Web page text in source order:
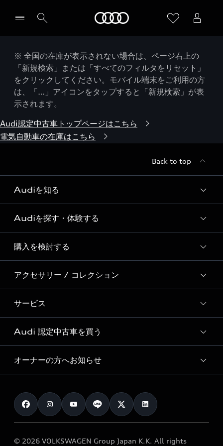
※ 全国の在庫が表示されない場合は、ページ右上の
「新規検索」または「すべてのフィルタをリセット」
をクリックしてください。モバイル端末をご利用の方
は、「…」アイコンをタップすると「新規検索」が表
示されます。
Audi認定中古車トップページはこちら
電気自動車の在庫はこちら
Back to top
Audiを知る
Audi ブランド
Story of Progress
Audi Sport
Formula 1®
デジタルサービス
Audiを探す・体験する
ディーラー検索
新車在庫検索
試乗車・展示車検索
見積もり依頼
試乗予約
購入を検討する
モデル一覧
特別仕様モデル / 限定モデル
e-tronラインアップ
価格シミュレーション
車両比較
カタログ一覧
アクセサリー / コレクション
純正アクセサリー
オンラインショップ
Audi collection
アウディナビアプリ
サービス
サービス入庫予約
サービスプログラム
メンテナンス
車検 / 定期点検
e-tronアフターサポート
Audi 認定中古車を買う
Audi認定中古車
クオリティ
保証
メンテナンス
オーナーの方へお知らせ
お知らせ
オーナー様向けキャンペーン
© 2026 VOLKSWAGEN Group Japan K.K. All rights